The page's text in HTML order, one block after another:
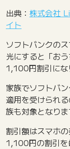
出典： 株式会社
イト
ソフトバンクの
光にすると「お
1,100円割引にな
家族でソフトバ
適用を受けられ
族も対象となりま
割引額はスマホ
1,100円の割引を